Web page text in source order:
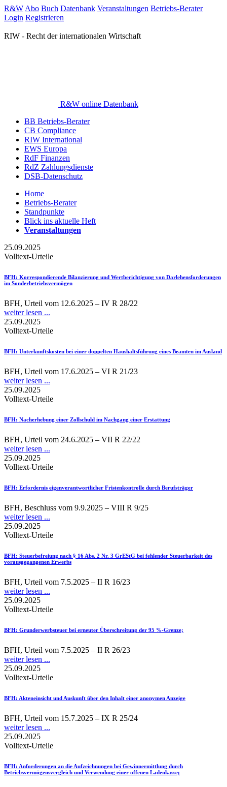
R&W Abo Buch Datenbank Veranstaltungen Betriebs-Berater
Login Registrieren
RIW - Recht der internationalen Wirtschaft
R&W online Datenbank
BB Betriebs-Berater
CB Compliance
RIW International
EWS Europa
RdF Finanzen
RdZ Zahlungsdienste
DSB-Datenschutz
Home
Betriebs-Berater
Standpunkte
Blick ins aktuelle Heft
Veranstaltungen
25.09.2025
Volltext-Urteile
BFH: Korrespondierende Bilanzierung und Wertberichtigung von Darlehensforderungen
im Sonderbetriebsvermögen
BFH, Urteil vom 12.6.2025 – IV R 28/22
weiter lesen ...
25.09.2025
Volltext-Urteile
BFH: Unterkunftskosten bei einer doppelten Haushaltsführung eines Beamten im Ausland
BFH, Urteil vom 17.6.2025 – VI R 21/23
weiter lesen ...
25.09.2025
Volltext-Urteile
BFH: Nacherhebung einer Zollschuld im Nachgang einer Erstattung
BFH, Urteil vom 24.6.2025 – VII R 22/22
weiter lesen ...
25.09.2025
Volltext-Urteile
BFH: Erfordernis eigenverantwortlicher Fristenkontrolle durch Berufsträger
BFH, Beschluss vom 9.9.2025 – VIII R 9/25
weiter lesen ...
25.09.2025
Volltext-Urteile
BFH: Steuerbefreiung nach § 16 Abs. 2 Nr. 3 GrEStG bei fehlender Steuerbarkeit des
vorausgegangenen Erwerbs
BFH, Urteil vom 7.5.2025 – II R 16/23
weiter lesen ...
25.09.2025
Volltext-Urteile
BFH: Grunderwerbsteuer bei erneuter Überschreitung der 95 %-Grenze;
BFH, Urteil vom 7.5.2025 – II R 26/23
weiter lesen ...
25.09.2025
Volltext-Urteile
BFH: Akteneinsicht und Auskunft über den Inhalt einer anonymen Anzeige
BFH, Urteil vom 15.7.2025 – IX R 25/24
weiter lesen ...
25.09.2025
Volltext-Urteile
BFH: Anforderungen an die Aufzeichnungen bei Gewinnermittlung durch
Betriebsvermögensvergleich und Verwendung einer offenen Ladenkasse;